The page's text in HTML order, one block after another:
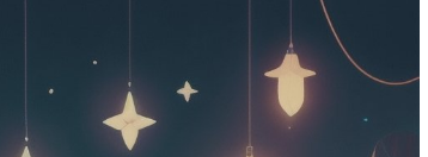
Как адаптировать методы
воспитания к эмоциональному
развитию детей разного
возраста